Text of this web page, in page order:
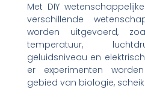
Met DIY
verschillende
worden uitgevoerd,
temperatuur,
geluidsniveau en
er experimenten
gebied van biologie,